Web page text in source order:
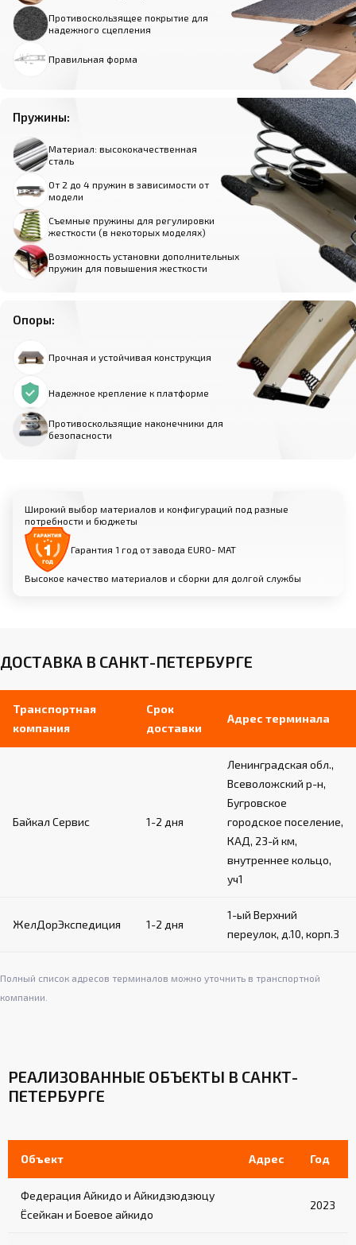
Противоскользящее покрытие для
надежного сцепления
Правильная форма
Пружины:
Материал: высококачественная
сталь
От 2 до 4 пружин в зависимости от
модели
Съемные пружины для регулировки
жесткости (в некоторых моделях)
Возможность установки дополнительных
пружин для повышения жесткости
Опоры:
Прочная и устойчивая конструкция
Надежное крепление к платформе
Противоскользящие наконечники для
безопасности
Широкий выбор материалов и конфигураций под разные
потребности и бюджеты
Гарантия 1 год от завода EURO- МАТ
Высокое качество материалов и сборки для долгой службы
ДОСТАВКА В САНКТ-ПЕТЕРБУРГЕ
Транспортная
компания
Срок
доставки
Адрес терминала
Байкал Сервис 1-2 дня
Ленинградская обл.,
Всеволожский р-н,
Бугровское
городское поселение,
КАД, 23-й км,
внутреннее кольцо,
уч1
ЖелДорЭкспедиция 1-2 дня
1-ый Верхний
переулок, д.10, корп.3
Полный список адресов терминалов можно уточнить в транспортной
компании.
РЕАЛИЗОВАННЫЕ ОБЪЕКТЫ В САНКТ-
ПЕТЕРБУРГЕ
Объект Адрес Год
Федерация Айкидо и Айкидзюдзюцу
Ёсейкан и Боевое айкидо
2023